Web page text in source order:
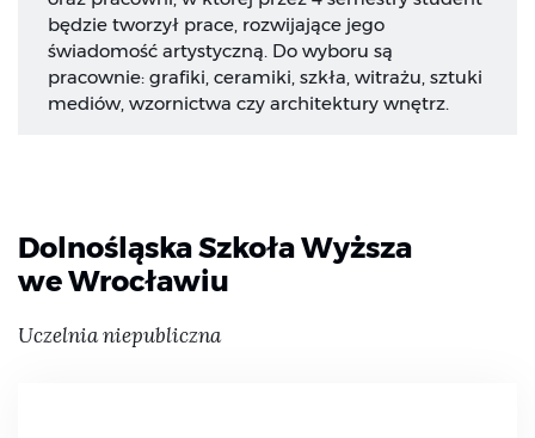
będzie tworzył prace, rozwijające jego
świadomość artystyczną. Do wyboru są
pracownie: grafiki, ceramiki, szkła, witrażu, sztuki
mediów, wzornictwa czy architektury wnętrz.
Dolnośląska Szkoła Wyższa
we Wrocławiu
Uczelnia niepubliczna